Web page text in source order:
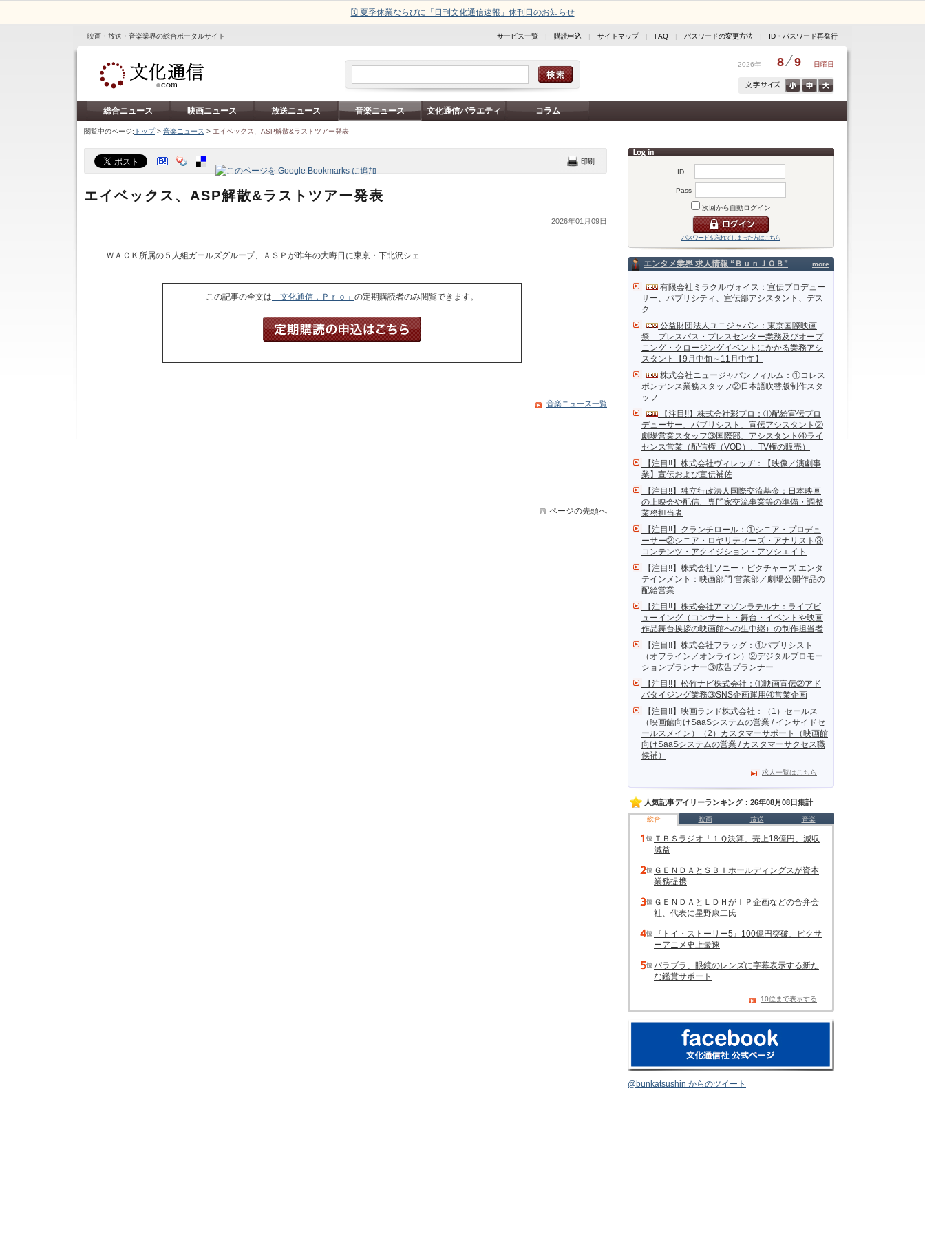
🗓️ 夏季休業ならびに「日刊文化通信速報」休刊日のお知らせ
映画・放送・音楽業界の総合ポータルサイト サービス一覧 | 購読申込 | サイトマップ| FAQ | パスワードの変更方法 | ID・パスワード再発行
2026年 8 9 日曜日
総合ニュース 映画ニュース 放送ニュース 音楽ニュース 文化通信バラエティ コラム
閲覧中のページ: トップ> 音楽ニュース > エイベックス、ASP解散&ラストツアー発表
ID
Pass
次回から自動ログイン
パスワードを忘れてしまった方はこちら
more
エンタメ業界 求人情報 “ＢｕｎＪＯＢ”
有限会社ミラクルヴォイス：宣伝プロデュー
サー、パブリシティ、宣伝部アシスタント、デス
ク
公益財団法人ユニジャパン：東京国際映画
祭 プレスパス・プレスセンター業務及びオープ
ニング・クロージングイベントにかかる業務アシ
スタント【9月中旬～11月中旬】
株式会社ニュージャパンフィルム：①コレス
ポンデンス業務スタッフ②日本語吹替版制作スタ
ッフ
【注目!!】株式会社彩プロ：①配給宣伝プロ
デューサー、パブリシスト、宣伝アシスタント②
劇場営業スタッフ③国際部、アシスタント④ライ
センス営業（配信権（VOD）、TV権の販売）
【注目!!】株式会社ヴィレッヂ：【映像／演劇事
業】宣伝および宣伝補佐
【注目!!】独立行政法人国際交流基金：日本映画
の上映会や配信、専門家交流事業等の準備・調整
業務担当者
【注目!!】クランチロール：①シニア・プロデュ
ーサー②シニア・ロヤリティーズ・アナリスト③
コンテンツ・アクイジション・アソシエイト
【注目!!】株式会社ソニー・ピクチャーズ エンタ
テインメント：映画部門 営業部／劇場公開作品の
配給営業
【注目!!】株式会社アマゾンラテルナ：ライブビ
ューイング（コンサート・舞台・イベントや映画
作品舞台挨拶の映画館への生中継）の制作担当者
【注目!!】株式会社フラッグ：①パブリシスト
（オフライン／オンライン）②デジタルプロモー
ションプランナー③広告プランナー
【注目!!】松竹ナビ株式会社：①映画宣伝②アド
バタイジング業務③SNS企画運用④営業企画
【注目!!】映画ランド株式会社：（1）セールス
（映画館向けSaaSシステムの営業 / インサイドセ
ールスメイン）（2）カスタマーサポート（映画館
向けSaaSシステムの営業 / カスタマーサクセス職
候補）
求人一覧はこちら
人気記事デイリーランキング：26年08月08日集計
総合 映画 放送 音楽
ＴＢＳラジオ「１Ｑ決算」売上18億円、減収
減益
ＧＥＮＤＡとＳＢＩホールディングスが資本
業務提携
ＧＥＮＤＡとＬＤＨがＩＰ企画などの合弁会
社、代表に星野康二氏
『トイ・ストーリー5』100億円突破、ピクサ
ーアニメ史上最速
パラブラ、眼鏡のレンズに字幕表示する新た
な鑑賞サポート
10位まで表示する
@bunkatsushin からのツイート
エイベックス、ASP解散&ラストツアー発表
2026年01月09日
ＷＡＣＫ所属の５人組ガールズグループ、ＡＳＰが昨年の大晦日に東京・下北沢シェ……
この記事の全文は 「文化通信．Ｐｒｏ」 の定期購読者のみ閲覧できます。
音楽ニュース一覧
ページの先頭へ